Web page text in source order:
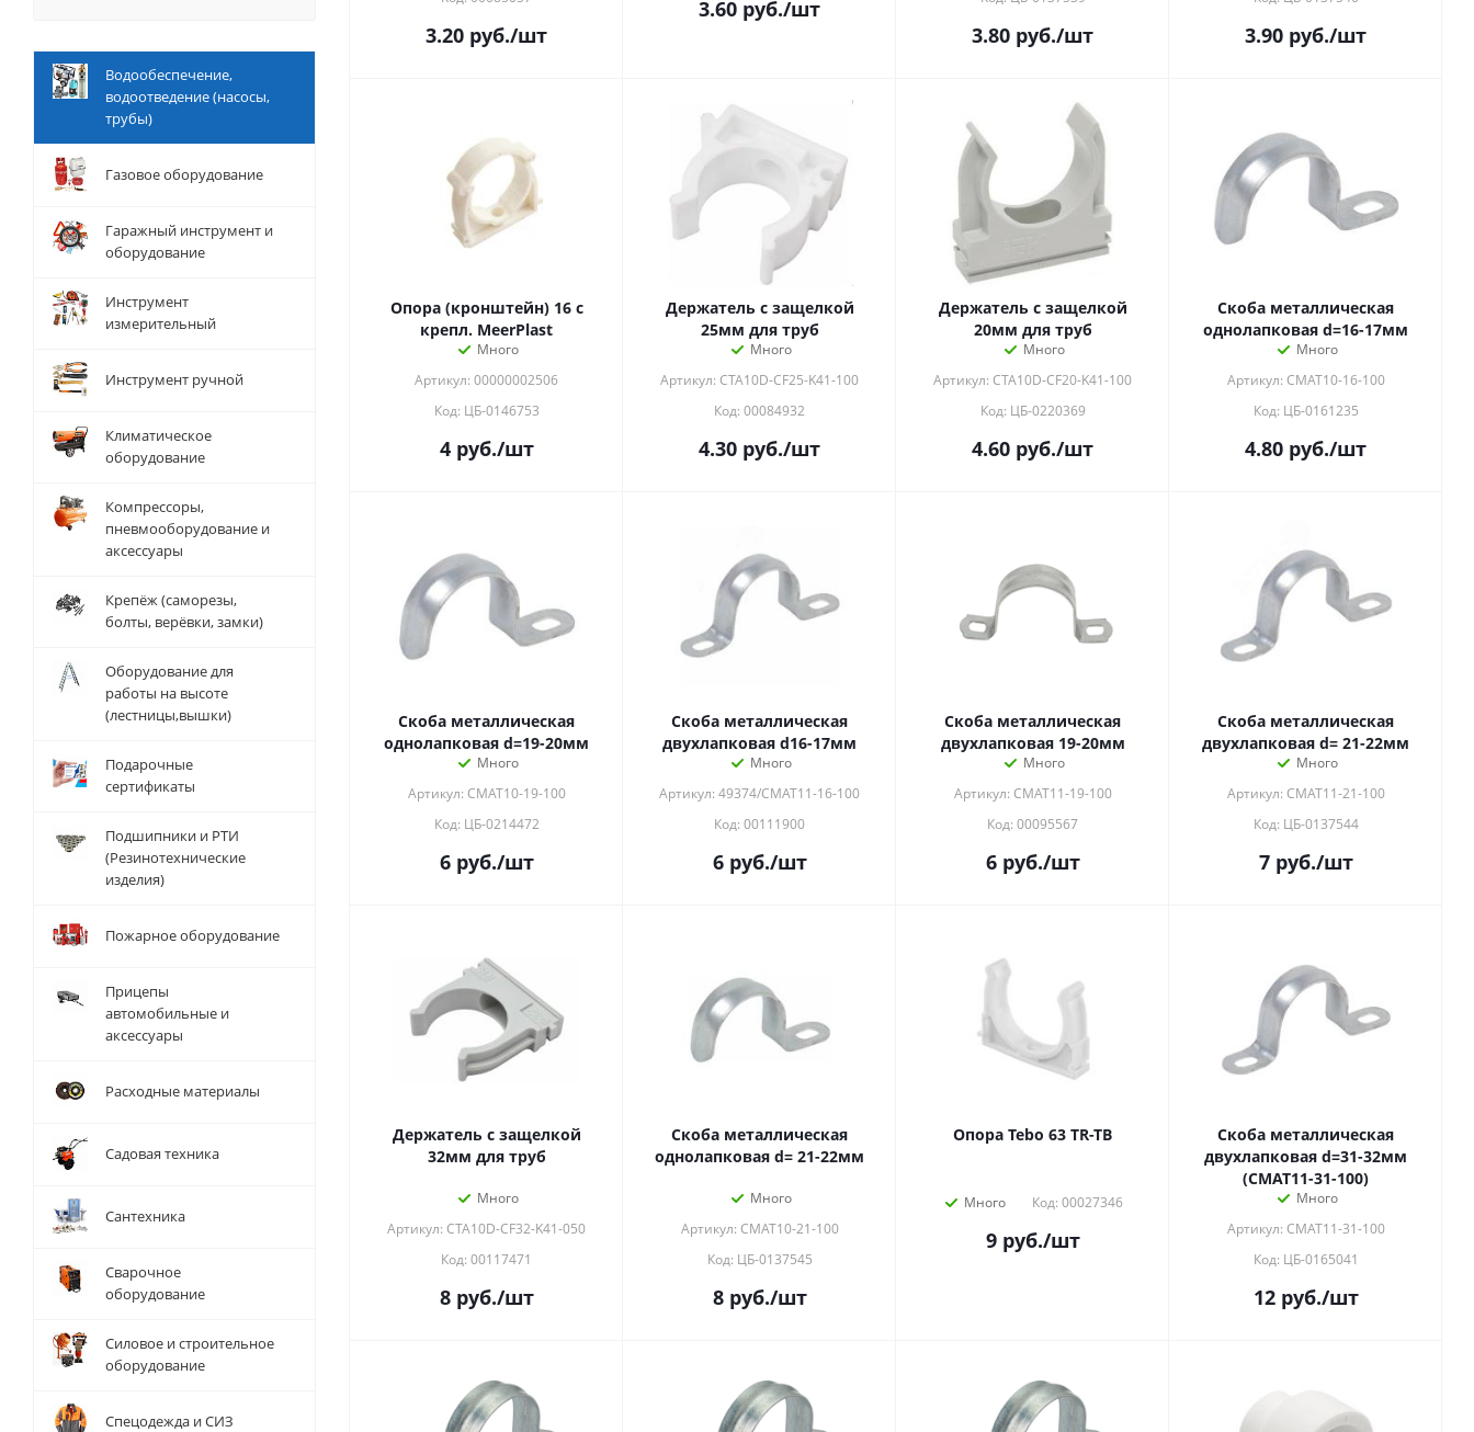
3.20 руб./шт
3.60 руб./шт
3.80 руб./шт 3.90 руб./шт
Опора (кронштейн) 16 с
крепл. MeerPlast
Много
Артикул: 00000002506
Код: ЦБ-0146753
4руб./шт
Держатель с защелкой
25мм для труб
Много
Артикул: CTA10D-CF25-K41-100
Код: 00084932
4.30 руб./шт
Держатель с защелкой
20мм для труб
Много
Артикул: CTA10D-CF20-K41-100
Код: ЦБ-0220369
4.60 руб./шт
Скоба металлическая
однолапковая d=16-17мм
Много
Артикул: CMAT10-16-100
Код: ЦБ-0161235
4.80 руб./шт
Скоба металлическая
однолапковая d=19-20мм
Много
Артикул: CMAT10-19-100
Код: ЦБ-0214472
6руб./шт
Скоба металлическая
двухлапковая d16-17мм
Много
Артикул: 49374/CMAT11-16-100
Код: 00111900
6руб./шт
Скоба металлическая
двухлапковая 19-20мм
Много
Артикул: CMAT11-19-100
Код: 00095567
6руб./шт
Скоба металлическая
двухлапковая d= 21-22мм
Много
Артикул: CMAT11-21-100
Код: ЦБ-0137544
7руб./шт
Держатель с защелкой
32мм для труб
Много
Артикул: CTA10D-CF32-K41-050
Код: 00117471
8руб./шт
Скоба металлическая
однолапковая d= 21-22мм
Много
Артикул: CMAT10-21-100
Код: ЦБ-0137545
8руб./шт
Опора Tebo 63 TR-TB
Много Код: 00027346
9руб./шт
Скоба металлическая
двухлапковая d=31-32мм
(CMAT11-31-100)
Много
Артикул: CMAT11-31-100
Код: ЦБ-0165041
12руб./шт
Водообеспечение,
водоотведение (насосы,
трубы)
Газовое оборудование
Гаражный инструмент и
оборудование
Инструмент
измерительный
Инструмент ручной
Климатическое
оборудование
Компрессоры,
пневмооборудование и
аксессуары
Крепёж (саморезы,
болты, верёвки, замки)
Оборудование для
работы на высоте
(лестницы,вышки)
Подарочные
сертификаты
Подшипники и РТИ
(Резинотехнические
изделия)
Пожарное оборудование
Прицепы
автомобильные и
аксессуары
Расходные материалы
Садовая техника
Сантехника
Сварочное
оборудование
Силовое и строительное
оборудование
Спецодежда и СИЗ